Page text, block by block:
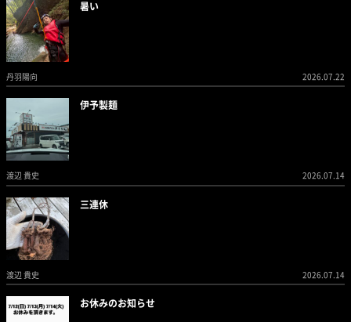
暑い
丹羽陽向 2026.07.22
伊予製麺
渡辺 貴史 2026.07.14
三連休
渡辺 貴史 2026.07.14
お休みのお知らせ